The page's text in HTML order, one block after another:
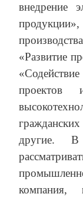
внедрение
«Развитие
проектов
другие.
компания,